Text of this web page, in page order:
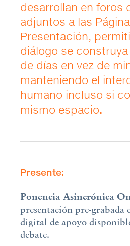
desarrollan en foros
adjuntos a las
Presentación,
diálogo se
de días en vez de
manteniendo el
humano incluso si
mismo espacio.
Presente:
Ponencia Asincrónica
presentación pre-grabada
digital de apoyo
debate.